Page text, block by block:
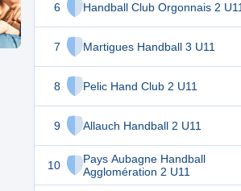
6 Handball Club Orgonnais 2 U11
7 Martigues Handball 3 U11
8 Pelic Hand Club 2 U11
9 Allauch Handball 2 U11
10
Pays Aubagne Handball
Agglomération 2 U11